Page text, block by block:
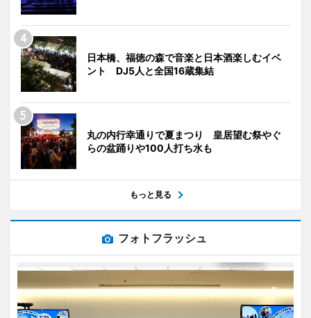
日本橋、福徳の森で音楽と日本酒楽しむイベ
ント DJ5人と全国16蔵集結
丸の内行幸通りで夏まつり 皇居望む祭やぐ
らの盆踊りや100人打ち水も
もっと見る
フォトフラッシュ